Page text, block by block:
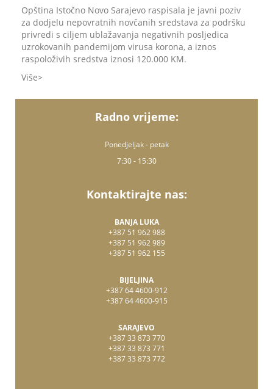
Opština Istočno Novo Sarajevo raspisala je javni poziv
za dodjelu nepovratnih novčanih sredstava za podršku
privredi s ciljem ublažavanja negativnih posljedica
uzrokovanih pandemijom virusa korona, a iznos
raspoloživih sredstva iznosi 120.000 KM.
Više
Radno vrijeme:
Ponedjeljak - petak
7:30 - 15:30
Kontaktirajte nas:
BANJA LUKA
+387 51 962 988
+387 51 962 989
+387 51 962 155
BIJELJINA
+387 64 4600-912
+387 64 4600-915
SARAJEVO
+387 33 873 770
+387 33 873 771
+387 33 873 772